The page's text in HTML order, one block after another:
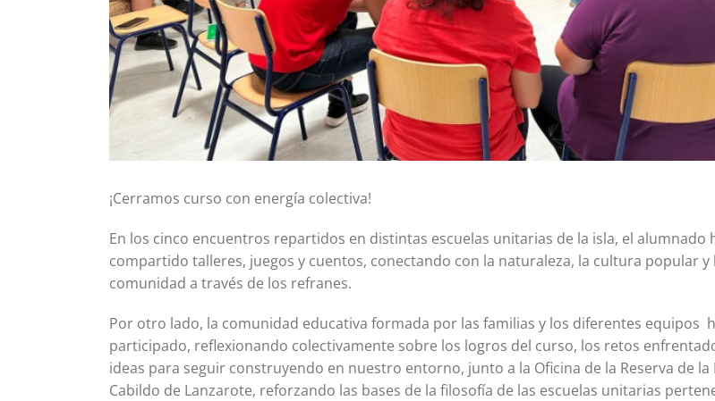
¡Cerramos curso con energía colectiva!
En los cinco encuentros repartidos en distintas escuelas unitarias de la isla, el alumnado
compartido talleres, juegos y cuentos, conectando con la naturaleza, la cultura popular y
comunidad a través de los refranes.
Por otro lado, la comunidad educativa formada por las familias y los diferentes equipos
participado, reflexionando colectivamente sobre los logros del curso, los retos
ideas para seguir construyendo en nuestro entorno, junto a la Oficina de la Reserva de la
Cabildo de Lanzarote, reforzando las bases de la filosofía de las escuelas unitarias